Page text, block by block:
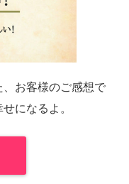
お客様のご感想で
になるよ。